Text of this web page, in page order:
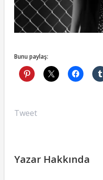
Bunu paylaş:
Tweet
Yazar Hakkında